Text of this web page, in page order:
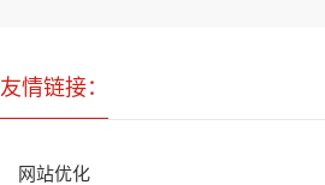
友情链接：
网站优化